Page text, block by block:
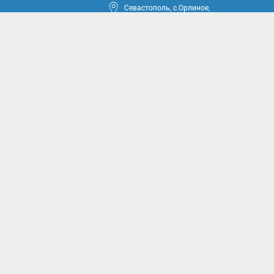
Севастополь, с.Орлиное,